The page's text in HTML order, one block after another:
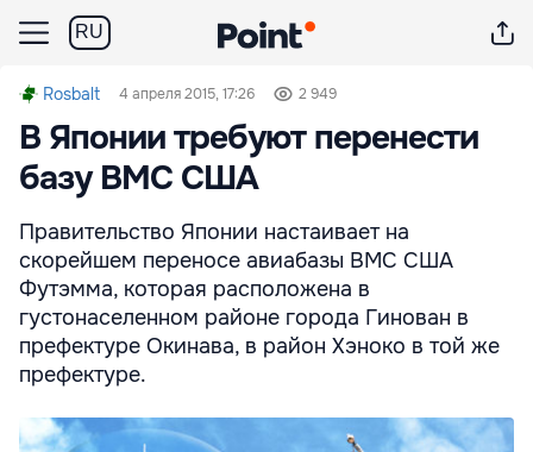
RU
Rosbalt 4 апреля 2015, 17:26 2 949
В Японии требуют перенести
базу ВМС США
Правительство Японии настаивает на
скорейшем переносе авиабазы ВМС США
Футэмма, которая расположена в
густонаселенном районе города Гинован в
префектуре Окинава, в район Хэноко в той же
префектуре.